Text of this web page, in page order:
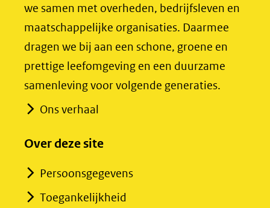
naar
een
andere
website)
naar
een
andere
website)
we samen met overheden, bedrijfsleven en
maatschappelijke organisaties. Daarmee
dragen we bij aan een schone, groene en
prettige leefomgeving en een duurzame
samenleving voor volgende generaties.
Ons verhaal
Over deze site
Persoonsgegevens
Toegankelijkheid